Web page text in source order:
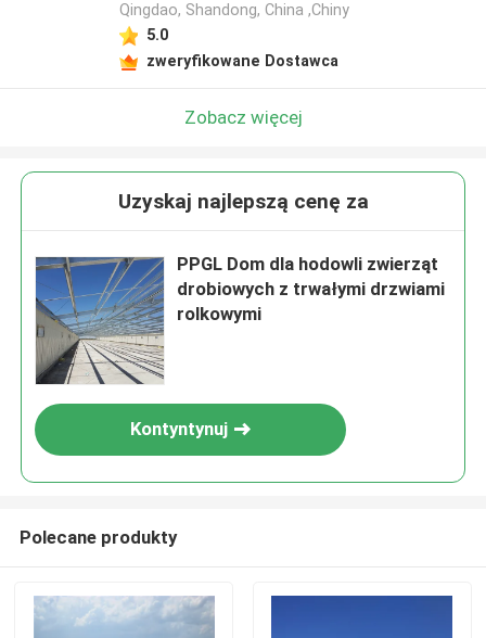
Qingdao, Shandong, China ,Chiny
5.0
zweryfikowane Dostawca
Zobacz więcej
Uzyskaj najlepszą cenę za
PPGL Dom dla hodowli zwierząt
drobiowych z trwałymi drzwiami
rolkowymi
Kontyntynuj
Polecane produkty